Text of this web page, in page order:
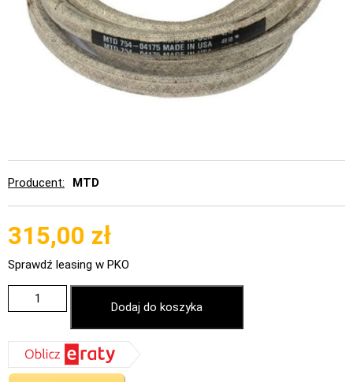
Producent MTD
315,00 zł
Sprawdź leasing w PKO
Dodaj do koszyka